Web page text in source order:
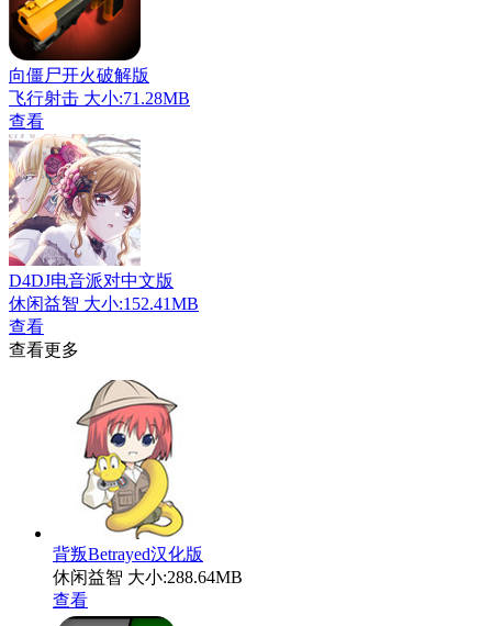
向僵尸开火破解版
飞行射击 大小:71.28MB
查看
D4DJ电音派对中文版
休闲益智 大小:152.41MB
查看
查看更多
背叛Betrayed汉化版
休闲益智 大小:288.64MB
查看